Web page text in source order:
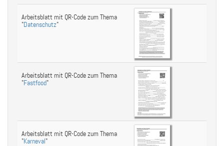
Arbeitsblatt mit QR-Code zum Thema
"Datenschutz"
Arbeitsblatt mit QR-Code zum Thema
"Fastfood"
Arbeitsblatt mit QR-Code zum Thema
"Karneval"